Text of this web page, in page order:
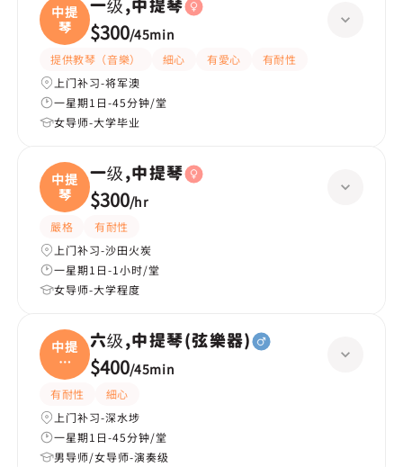
中提
琴
一级,中提琴
$300/45min
提供教琴（音樂） 細心 有愛心
有耐性
上门补习-将军澳
一星期1日-45分钟/堂
女导师-大学毕业
中提
琴
一级,中提琴
$300/hr
嚴格
有耐性
上门补习-沙田火炭
一星期1日-1小时/堂
女导师-大学程度
中提
琴
(弦
六级,中提琴(弦樂器)
$400/45min
有耐性
細心
上门补习-深水埗
一星期1日-45分钟/堂
男导师/女导师-演奏级